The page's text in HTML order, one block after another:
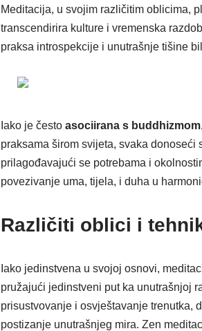
Meditacija, u svojim različitim oblicima,
transcendirira kulture i vremenska
praksa introspekcije i unutrašnje tišine
Iako je često asociirana s buddhizmom
praksama širom svijeta, svaka
prilagođavajući se potrebama i
povezivanje uma, tijela, i duha u
Različiti oblici i
Iako jedinstvena u svojoj osnovi,
pružajući jedinstveni put ka unutrašnjoj
prisustvovanje i osvještavanje trenutka,
postizanje unutrašnjeg mira. Zen